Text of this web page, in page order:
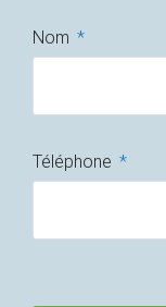
Nom
Téléphone